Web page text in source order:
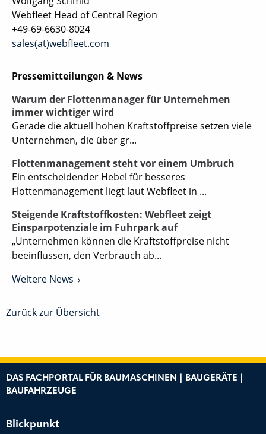
Webfleet Head of Central Region
+49-69-6630-8024
sales(at)webfleet.com
Pressemitteilungen & News
Warum der Flottenmanager für Unternehmen
immer wichtiger wird
Gerade die aktuell hohen Kraftstoffpreise setzen viele
Unternehmen, die über gr...
Flottenmanagement steht vor einem Umbruch
Ein entscheidender Hebel für besseres
Flottenmanagement liegt laut Webfleet in ...
Steigende Kraftstoffkosten: Webfleet zeigt
Einsparpotenziale im Fuhrpark auf
„Unternehmen können die Kraftstoffpreise nicht
beeinflussen, den Verbrauch ab...
Weitere News
Zurück zur Übersicht
DAS FACHPORTAL FÜR BAUMASCHINEN | BAUGERÄTE |
BAUFAHRZEUGE
Blickpunkt